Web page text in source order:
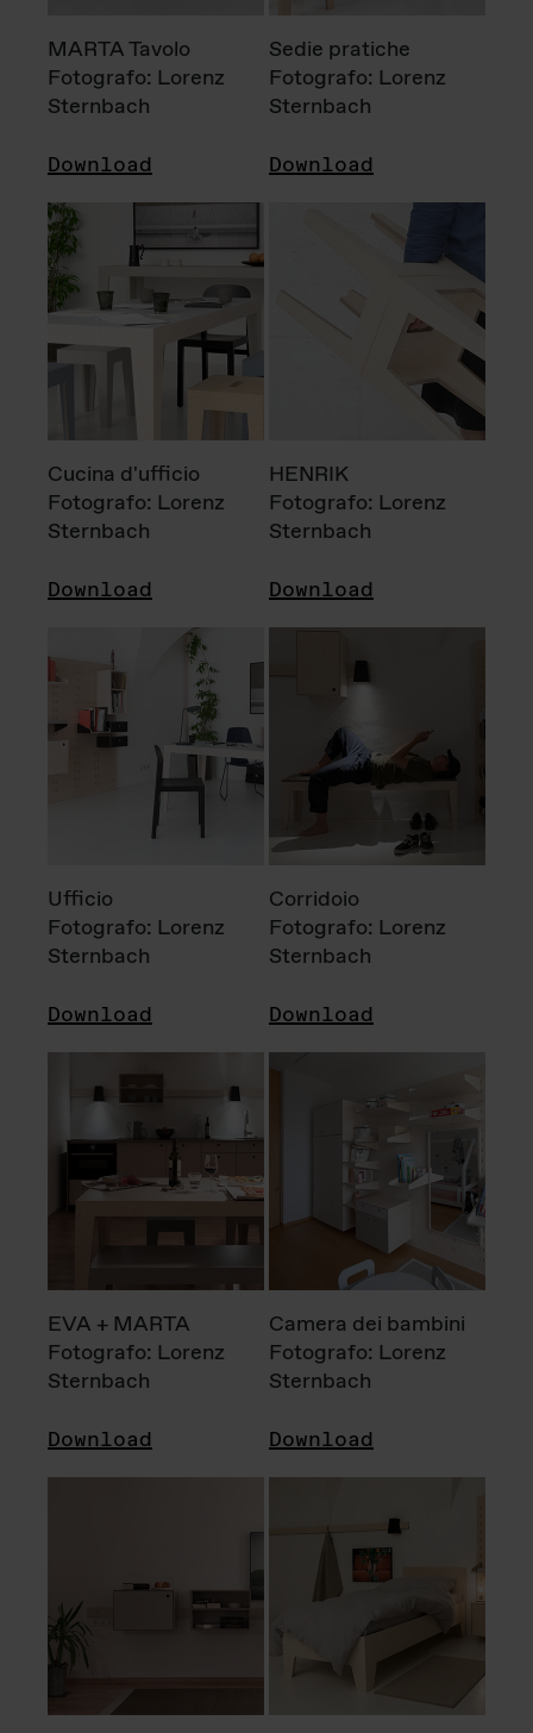
MARTA Tavolo
Fotografo: Lorenz
Sternbach
Download
Sedie pratiche
Fotografo: Lorenz
Sternbach
Download
Cucina d'ufficio
Fotografo: Lorenz
Sternbach
Download
HENRIK
Fotografo: Lorenz
Sternbach
Download
Ufficio
Fotografo: Lorenz
Sternbach
Download
Corridoio
Fotografo: Lorenz
Sternbach
Download
EVA + MARTA
Fotografo: Lorenz
Sternbach
Download
Camera dei bambini
Fotografo: Lorenz
Sternbach
Download